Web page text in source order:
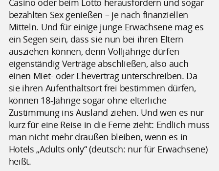
Casino oder beim Lotto herausfordern und sogar
bezahlten Sex genießen – je nach finanziellen
Mitteln. Und für einige junge Erwachsene mag es
ein Segen sein, dass sie nun bei ihren Eltern
ausziehen können, denn Volljährige dürfen
eigenständig Verträge abschließen, also auch
einen Miet- oder Ehevertrag unterschreiben. Da
sie ihren Aufenthaltsort frei bestimmen dürfen,
können 18-Jährige sogar ohne elterliche
Zustimmung ins Ausland ziehen. Und wen es nur
kurz für eine Reise in die Ferne zieht: Endlich muss
man nicht mehr draußen bleiben, wenn es in
Hotels „Adults only“ (deutsch: nur für Erwachsene)
heißt.